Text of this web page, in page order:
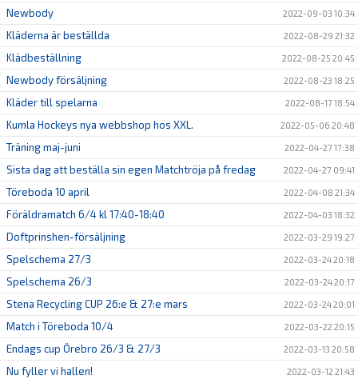
Newbody 2022-09-03 10:34
Kläderna är beställda 2022-08-29 21:32
Klädbeställning 2022-08-25 20:45
Newbody försäljning 2022-08-23 18:25
Kläder till spelarna 2022-08-17 18:54
Kumla Hockeys nya webbshop hos XXL. 2022-05-06 20:48
Träning maj-juni 2022-04-27 17:38
Sista dag att beställa sin egen Matchtröja på fredag 2022-04-27 09:41
Töreboda 10 april 2022-04-08 21:34
Föräldramatch 6/4 kl 17:40-18:40 2022-04-03 18:32
Doftprinshen-försäljning 2022-03-29 19:27
Spelschema 27/3 2022-03-24 20:18
Spelschema 26/3 2022-03-24 20:17
Stena Recycling CUP 26:e & 27:e mars 2022-03-24 20:01
Match i Töreboda 10/4 2022-03-22 20:15
Endags cup Örebro 26/3 & 27/3 2022-03-13 20:58
Nu fyller vi hallen! 2022-03-12 21:43